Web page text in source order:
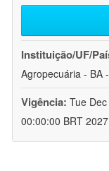
Instituição/UF/
Agropecuária - BA
Vigência: Tue
00:00:00 BRT 2027